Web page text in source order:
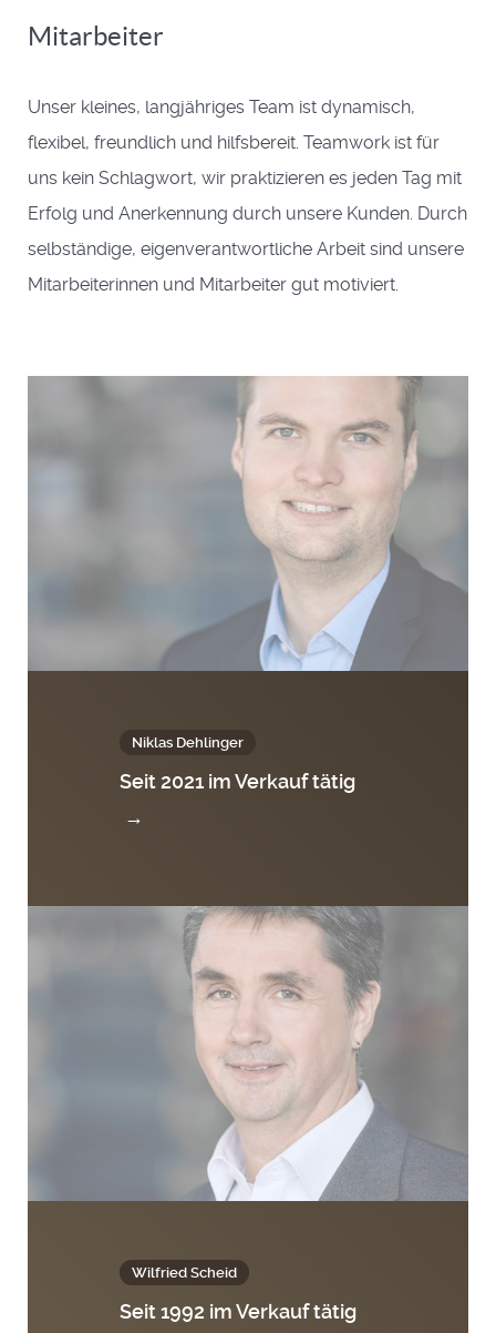
Mitarbeiter
Unser kleines, langjähriges Team ist dynamisch,
flexibel, freundlich und hilfsbereit. Teamwork ist für
uns kein Schlagwort, wir praktizieren es jeden Tag mit
Erfolg und Anerkennung durch unsere Kunden. Durch
selbständige, eigenverantwortliche Arbeit sind unsere
Mitarbeiterinnen und Mitarbeiter gut motiviert.
Niklas Dehlinger
Seit 2021 im Verkauf tätig
→
Wilfried Scheid
Seit 1992 im Verkauf tätig